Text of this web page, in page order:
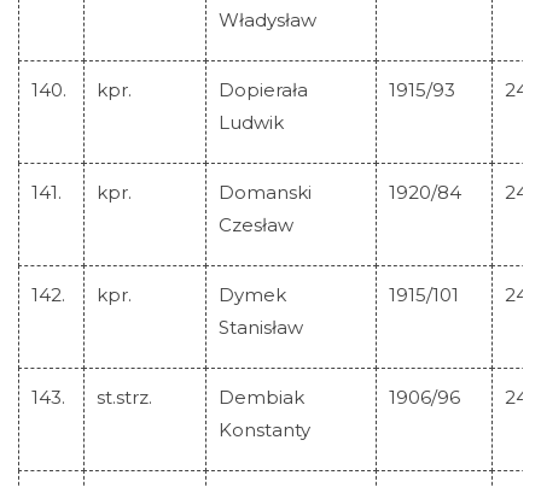
Władysław
140. kpr.
Dopierała
Ludwik
1915/93
141. kpr.
Domanski
Czesław
1920/84
142. kpr.
Dymek
Stanisław
1915/101
143. st.strz.
Dembiak
Konstanty
1906/96